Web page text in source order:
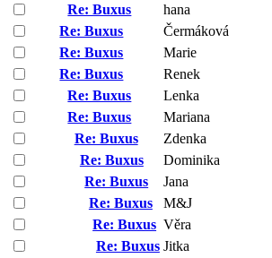
Re: Buxus
hana
Re: Buxus
Čermáková
Re: Buxus
Marie
Re: Buxus
Renek
Re: Buxus
Lenka
Re: Buxus
Mariana
Re: Buxus
Zdenka
Re: Buxus
Dominika
Re: Buxus
Jana
Re: Buxus
M&J
Re: Buxus Věra
Re: Buxus Jitka